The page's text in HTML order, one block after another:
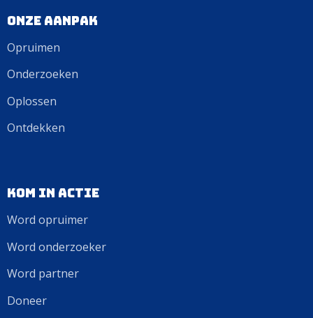
Onze aanpak
Opruimen
Onderzoeken
Oplossen
Ontdekken
Kom in actie
Word opruimer
Word onderzoeker
Word partner
Doneer